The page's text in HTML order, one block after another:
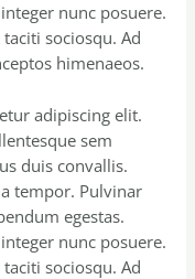
nunc posuere.
sociosqu. Ad
himenaeos.
adipiscing elit.
sem
duis convallis.
tempor. Pulvinar
egestas.
nunc posuere.
sociosqu. Ad